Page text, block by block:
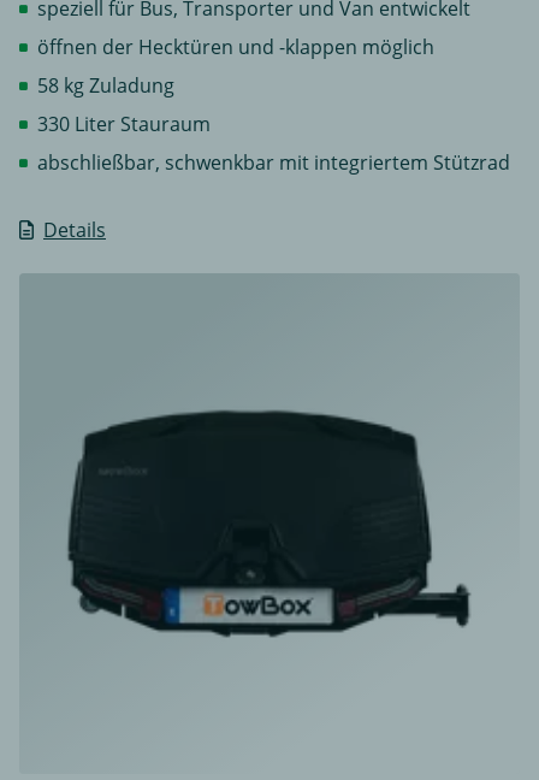
Details
speziell für Bus, Transporter und Van entwickelt
öffnen der Hecktüren und -klappen möglich
58 kg Zuladung
330 Liter Stauraum
abschließbar, schwenkbar mit integriertem Stützrad